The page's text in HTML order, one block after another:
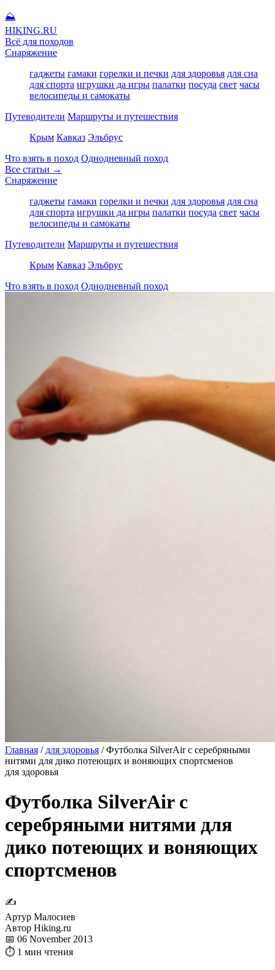
⛰
HIKING.RU
Всё для походов
Снаряжение
гаджеты гамаки горелки и печки для здоровья для сна
для спорта игрушки да игры палатки посуда свет часы
велосипеды и самокаты
Путеводители Маршруты и путешествия
Крым Кавказ Эльбрус
Что взять в поход Однодневный поход
Все статьи →
Снаряжение
гаджеты гамаки горелки и печки для здоровья для сна
для спорта игрушки да игры палатки посуда свет часы
велосипеды и самокаты
Путеводители Маршруты и путешествия
Крым Кавказ Эльбрус
Что взять в поход Однодневный поход
Главная / для здоровья / Футболка SilverAir с серебряными
нитями для дико потеющих и воняющих спортсменов
для здоровья
Футболка SilverAir с
серебряными нитями для
дико потеющих и воняющих
спортсменов
✍
Артур Малосиев
Автор Hiking.ru
📅 06 November 2013
⏱ 1 мин чтения